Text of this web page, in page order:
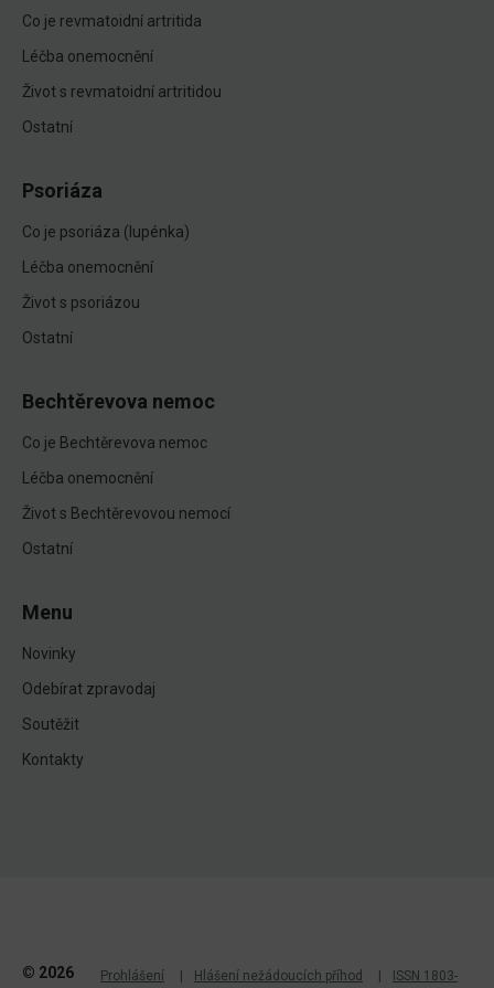
Co je revmatoidní artritida
Léčba onemocnění
Život s revmatoidní artritidou
Ostatní
Psoriáza
Co je psoriáza (lupénka)
Léčba onemocnění
Život s psoriázou
Ostatní
Bechtěrevova nemoc
Co je Bechtěrevova nemoc
Léčba onemocnění
Život s Bechtěrevovou nemocí
Ostatní
Menu
Novinky
Odebírat zpravodaj
Soutěžit
Kontakty
© 2026
Prohlášení Hlášení nežádoucích příhod ISSN 1803-